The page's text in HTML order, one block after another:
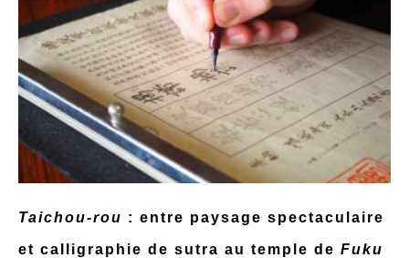
Taichou-rou : entre paysage spectaculaire
et calligraphie de sutra au temple de Fuku